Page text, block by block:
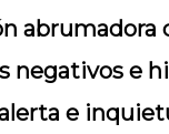
abrumadora
negativos e
e